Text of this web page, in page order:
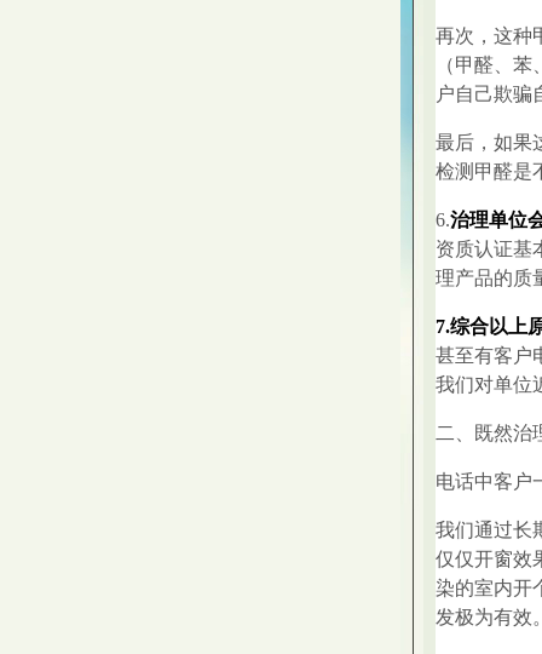
再次，这种
（甲醛、
户自己欺骗
最后，如果
检测甲醛是
6.治理单位
资质认证基
理产品的质
7.综合以上
甚至有客户
我们对单位
二、既然治
电话中客户
我们通过长
仅仅开窗效
染的室内开
发极为有效